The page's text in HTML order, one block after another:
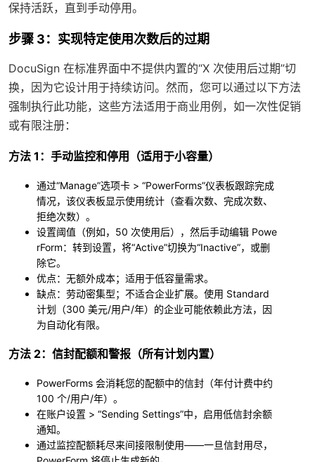
保持活跃，直到手动停用。
步骤 3：实现特定使用次数后的过期
DocuSign 在标准界面中不提供内置的“X 次使用后过期”切
换，因为它设计用于持续访问。然而，您可以通过以下方法
强制执行此功能，这些方法适用于商业用例，如一次性促销
或有限注册：
方法 1：手动监控和停用（适用于小容量）
通过“Manage”选项卡 > “PowerForms”仪表板跟踪完成
情况，该仪表板显示使用统计（查看次数、完成次数、
拒绝次数）。
设置阈值（例如，50 次使用后），然后手动编辑 Powe
rForm：转到设置，将“Active”切换为“Inactive”，或删
除它。
优点：无额外成本；适用于低容量需求。
缺点：劳动密集型；不适合企业扩展。使用 Standard
计划（300 美元/用户/年）的企业可能依赖此方法，因
为自动化有限。
方法 2：信封配额和警报（所有计划内置）
PowerForms 会消耗您的配额中的信封（年付计费中约
100 个/用户/年）。
在账户设置 > “Sending Settings”中，启用低信封余额
通知。
通过监控配额耗尽来间接限制使用——一旦信封用尽，